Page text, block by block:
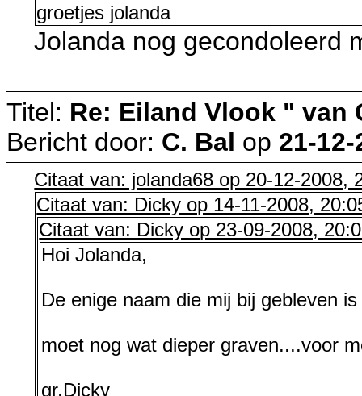
groetjes jolanda
Jolanda nog gecondoleerd
Titel: Re: Eiland Vlook " van
Bericht door: C. Bal op 21-
Citaat van: jolanda68 op 20-12-2008,
Citaat van: Dicky op 14-11-2008,
Citaat van: Dicky op 23-09-2008,
Hoi Jolanda,
De enige naam die mij bij gebleven
moet nog wat dieper graven....voor
gr.Dicky